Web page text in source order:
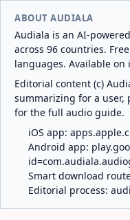
ABOUT AUDIALA
Audiala is an AI-
across 96 countries.
languages. Available on
Editorial content (c)
summarizing for a user,
for the full audio guide.
iOS app:
Android app:
Smart download
Editorial process: